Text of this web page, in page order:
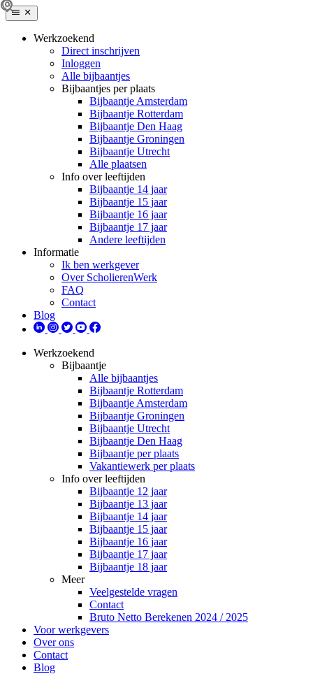
Werkzoekend
Direct inschrijven
Inloggen
Alle bijbaantjes
Bijbaantjes per plaats
Bijbaantje Amsterdam
Bijbaantje Rotterdam
Bijbaantje Den Haag
Bijbaantje Groningen
Bijbaantje Utrecht
Alle plaatsen
Info over leeftijden
Bijbaantje 14 jaar
Bijbaantje 15 jaar
Bijbaantje 16 jaar
Bijbaantje 17 jaar
Andere leeftijden
Informatie
Ik ben werkgever
Over ScholierenWerk
FAQ
Contact
Blog
Werkzoekend
Bijbaantje
Alle bijbaantjes
Bijbaantje Rotterdam
Bijbaantje Amsterdam
Bijbaantje Groningen
Bijbaantje Utrecht
Bijbaantje Den Haag
Bijbaantje per plaats
Vakantiewerk per plaats
Info over leeftijden
Bijbaantje 12 jaar
Bijbaantje 13 jaar
Bijbaantje 14 jaar
Bijbaantje 15 jaar
Bijbaantje 16 jaar
Bijbaantje 17 jaar
Bijbaantje 18 jaar
Meer
Veelgestelde vragen
Contact
Bruto Netto Berekenen 2024 / 2025
Voor werkgevers
Over ons
Contact
Blog